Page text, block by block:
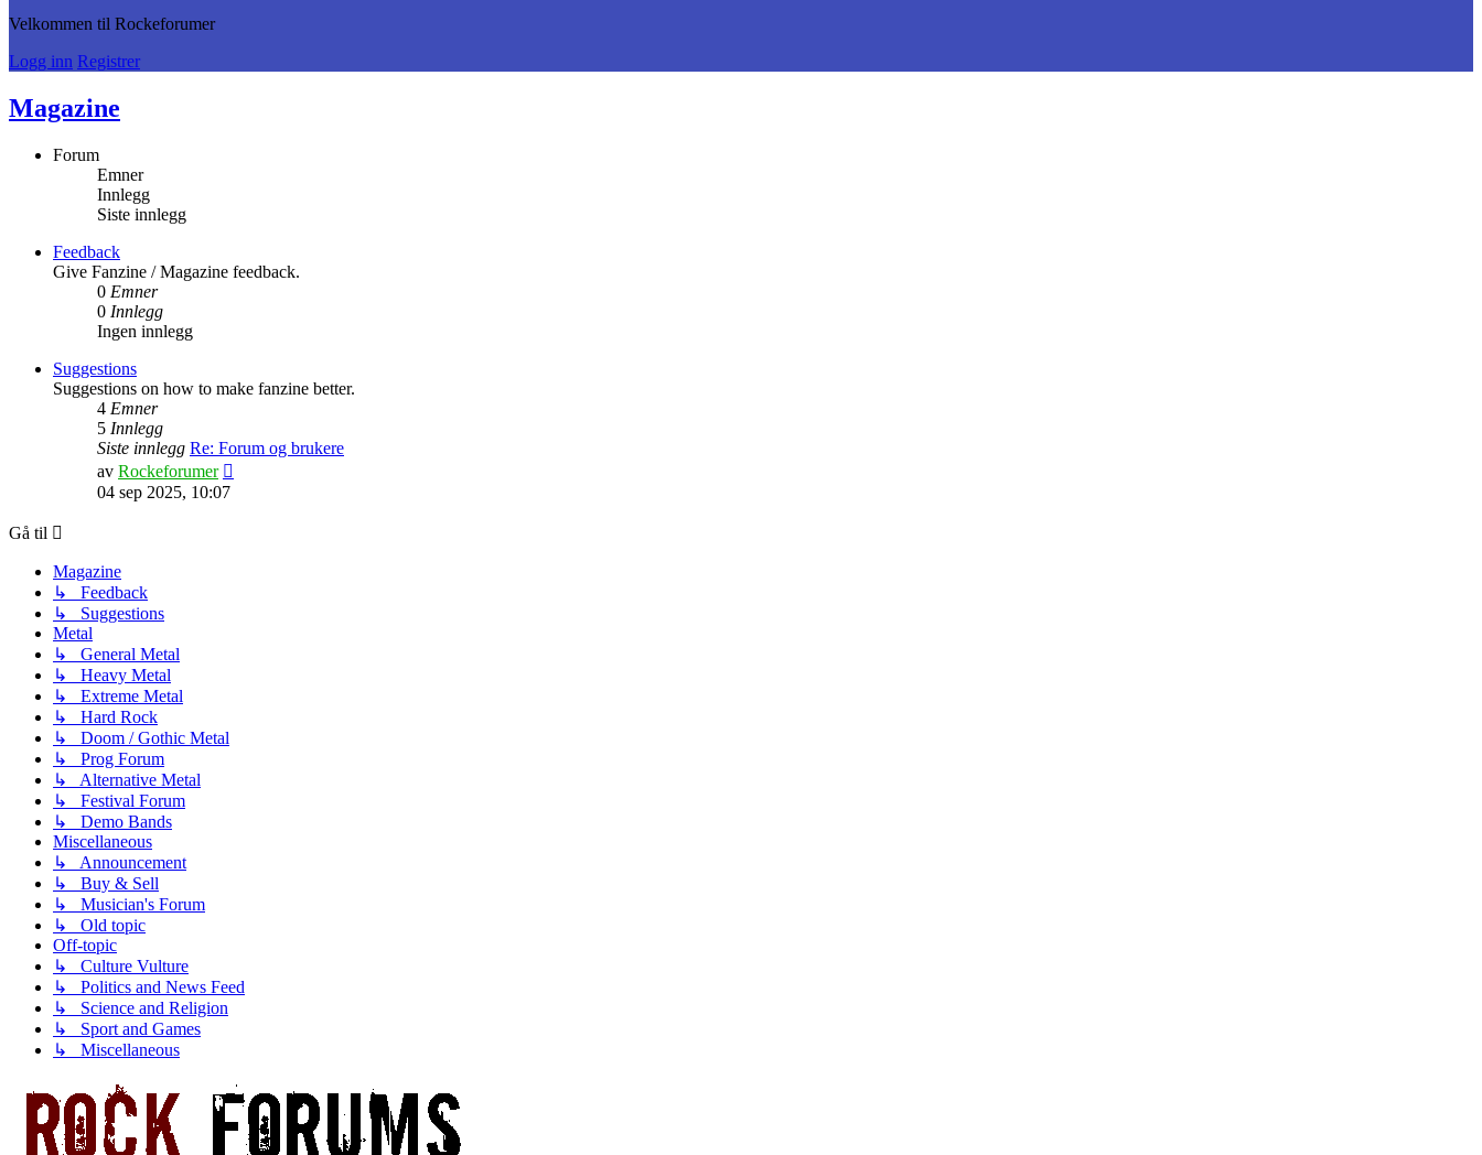
Velkommen til Rockeforumer
Logg inn Registrer
Magazine
Forum
Emner
Innlegg
Siste innlegg
Feedback
Give Fanzine / Magazine feedback.
0 Emner
0 Innlegg
Ingen innlegg
Suggestions
Suggestions on how to make fanzine better.
4 Emner
5 Innlegg
Siste innlegg Re: Forum og brukere
av Rockeforumer
04 sep 2025, 10:07
Gå til
Magazine
↳ Feedback
↳ Suggestions
Metal
↳ General Metal
↳ Heavy Metal
↳ Extreme Metal
↳ Hard Rock
↳ Doom / Gothic Metal
↳ Prog Forum
↳ Alternative Metal
↳ Festival Forum
↳ Demo Bands
Miscellaneous
↳ Announcement
↳ Buy & Sell
↳ Musician's Forum
↳ Old topic
Off-topic
↳ Culture Vulture
↳ Politics and News Feed
↳ Science and Religion
↳ Sport and Games
↳ Miscellaneous